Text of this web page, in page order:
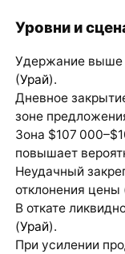
Уровни и
Удержание выше
(Урай).
Дневное
зоне
Зона $107
повышает
Неудачный
отклонения цены
В откате
(Урай).
При усилении